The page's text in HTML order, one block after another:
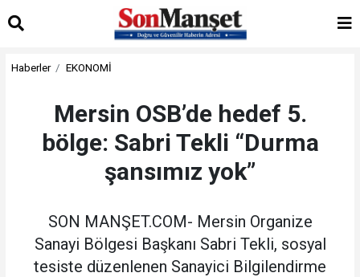
Haberler EKONOMİ
Mersin OSB’de hedef 5.
bölge: Sabri Tekli “Durma
şansımız yok”
SON MANŞET.COM- Mersin Organize
Sanayi Bölgesi Başkanı Sabri Tekli, sosyal
tesiste düzenlenen Sanayici Bilgilendirme